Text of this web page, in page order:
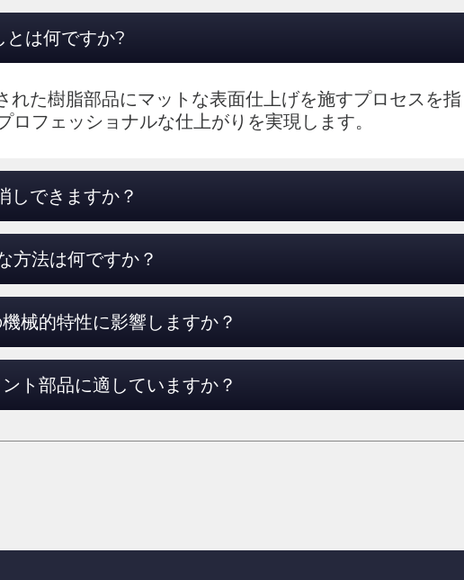
は何ですか?
れた樹脂部品にマットな表面仕上げを施すプロセスを
フェッショナルな仕上がりを実現します。
しできますか？
方法は何ですか？
械的特性に影響しますか？
ト部品に適していますか？